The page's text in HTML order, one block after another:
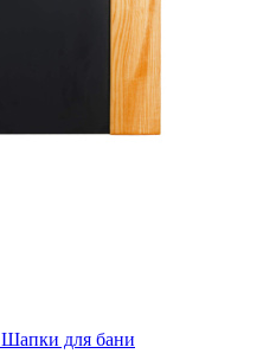
Шапки для бани